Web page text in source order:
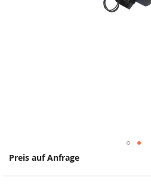
Preis auf Anfrage
Springe
Anfang